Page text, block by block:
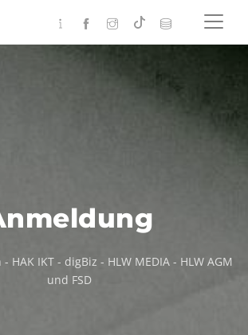
HAK IKT - digBiz - HLW MEDIA - HLW AGM
und FSD